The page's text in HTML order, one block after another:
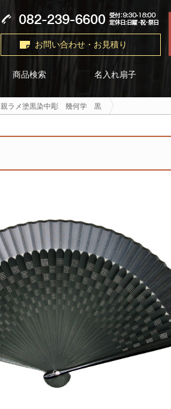
お問い合わせ・お見積り
商品検索 名入れ扇子
親ラメ塗黒染中彫 幾何学 黒